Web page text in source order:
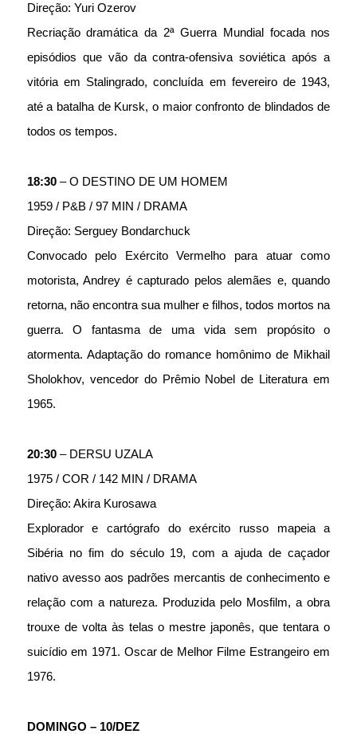
Direção: Yuri Ozerov
Recriação dramática da 2ª Guerra Mundial focada nos
episódios que vão da contra-ofensiva soviética após a
vitória em Stalingrado, concluída em fevereiro de 1943,
até a batalha de Kursk, o maior confronto de blindados de
todos os tempos.
18:30 – O DESTINO DE UM HOMEM
1959 / P&B / 97 MIN / DRAMA
Direção: Serguey Bondarchuck
Convocado pelo Exército Vermelho para atuar como
motorista, Andrey é capturado pelos alemães e, quando
retorna, não encontra sua mulher e filhos, todos mortos na
guerra. O fantasma de uma vida sem propósito o
atormenta. Adaptação do romance homônimo de Mikhail
Sholokhov, vencedor do Prêmio Nobel de Literatura em
1965.
20:30 – DERSU UZALA
1975 / COR / 142 MIN / DRAMA
Direção: Akira Kurosawa
Explorador e cartógrafo do exército russo mapeia a
Sibéria no fim do século 19, com a ajuda de caçador
nativo avesso aos padrões mercantis de conhecimento e
relação com a natureza. Produzida pelo Mosfilm, a obra
trouxe de volta às telas o mestre japonês, que tentara o
suicídio em 1971. Oscar de Melhor Filme Estrangeiro em
1976.
DOMINGO – 10/DEZ